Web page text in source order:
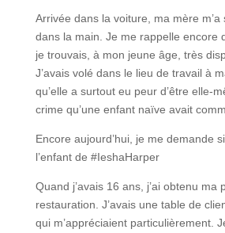
Arrivée dans la voiture, ma mère
dans la main. Je me rappelle encore
je trouvais, à mon jeune âge, très
J’avais volé dans le lieu de travail à
qu’elle a surtout eu peur d’être elle-
crime qu’une enfant naïve avait
Encore aujourd’hui, je me demande
l’enfant de #IeshaHarper
Quand j’avais 16 ans, j’ai obtenu ma
restauration. J’avais une table de
qui m’appréciaient particulièrement.